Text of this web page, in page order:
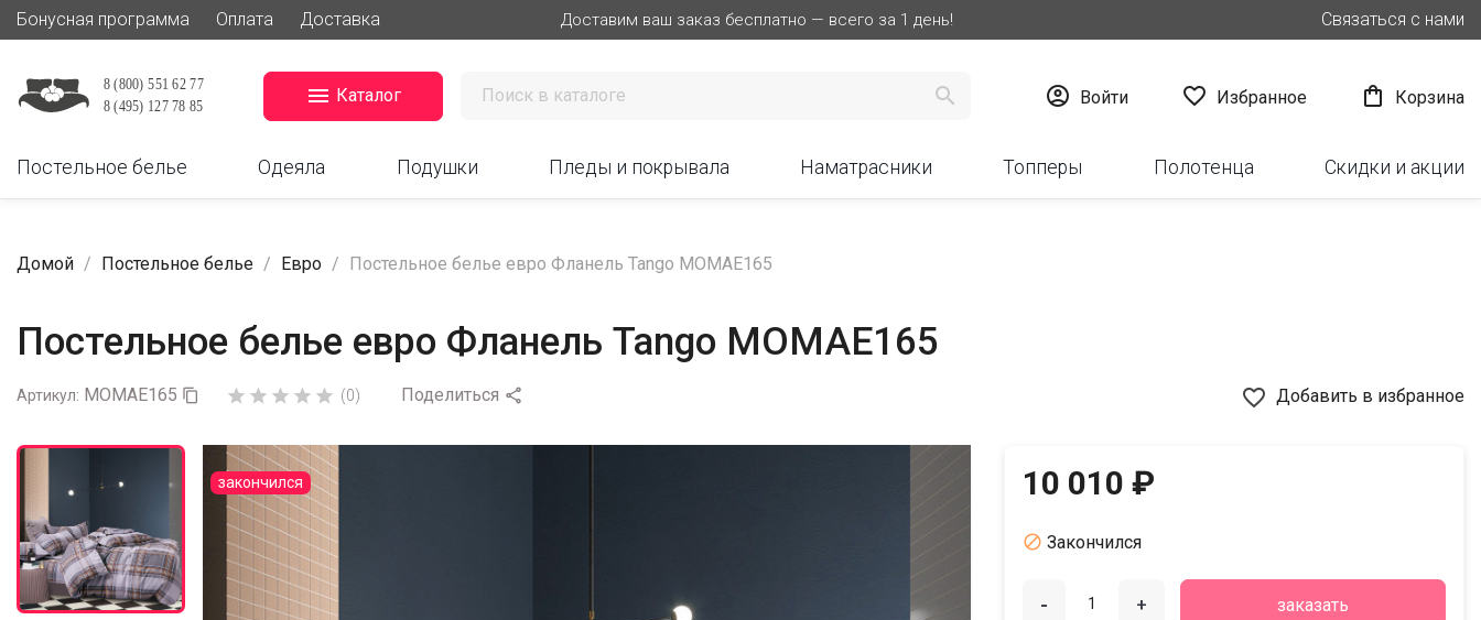
Бонусная программа Оплата Доставка Доставим ваш заказ бесплатно — всего за 1 день! Связаться с нами
 Каталог   Войти  Избранное  Корзина
Постельное белье Одеяла Подушки Пледы и покрывала Наматрасники Топперы Полотенца Скидки и акции
Домой Постельное белье Евро Постельное белье евро Фланель Tango MOMAE165
Постельное белье евро Фланель Tango MOMAE165
Артикул: MOMAE165       (0) Поделиться  favorite_border Добавить в избранное
закончился 10 010 ₽
 Закончился
- + заказать